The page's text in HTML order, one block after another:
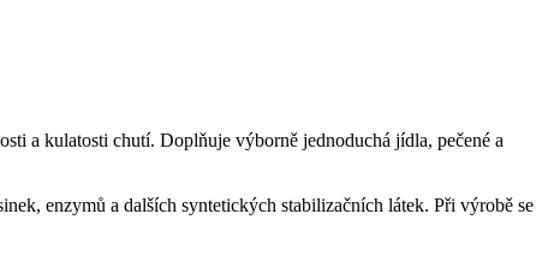
a kulatosti chutí. Doplňuje výborně jednoduchá jídla, pečené a
enzymů a dalších syntetických stabilizačních látek. Při výrobě se